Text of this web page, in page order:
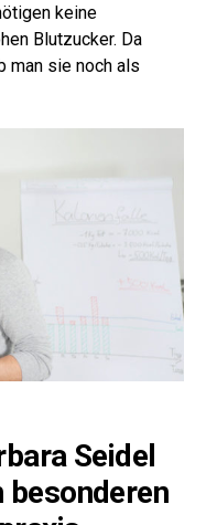
keine
Blutzucker. Da
man sie noch als
Seidel
besonderen